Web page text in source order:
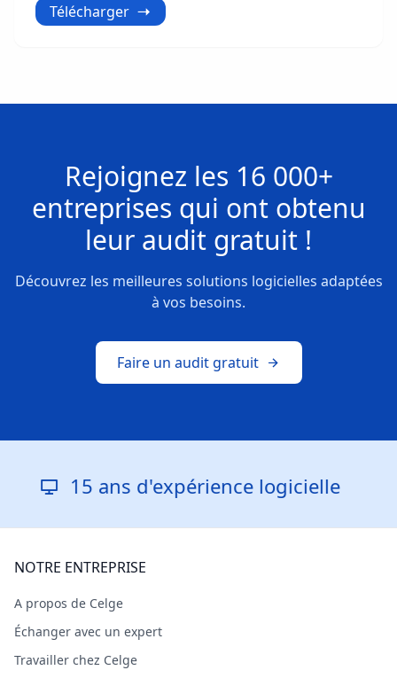
Télécharger
Rejoignez les 16 000+
entreprises qui ont obtenu
leur audit gratuit !
Découvrez les meilleures solutions logicielles adaptées
à vos besoins.
Faire un audit gratuit
15 ans d'expérience logicielle
NOTRE ENTREPRISE
A propos de Celge
Échanger avec un expert
Travailler chez Celge